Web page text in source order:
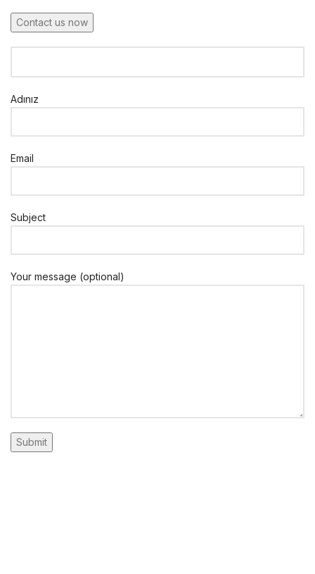
Contact us now
Adınız
Email
Subject
Your message (optional)